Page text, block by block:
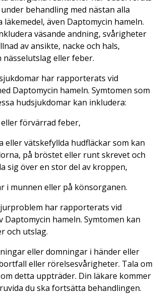
behandling med nästan alla
även Daptomycin hameln.
väsande andning, svårigheter
av ansikte, nacke och hals,
nässelutslag eller feber.
har rapporterats vid
Daptomycin hameln. Symtomen som
hudsjukdomar kan inkludera:
förvärrad feber,
eller vätskefyllda hudfläckar som kan
på bröstet eller runt skrevet och
sig över en stor del av kroppen,
i munnen eller på könsorganen.
har rapporterats vid
Daptomycin hameln. Symtomen kan
och utslag.
eller domningar i händer eller
eller rörelsesvårigheter. Tala om
detta uppträder. Din läkare kommer
du ska fortsätta behandlingen.